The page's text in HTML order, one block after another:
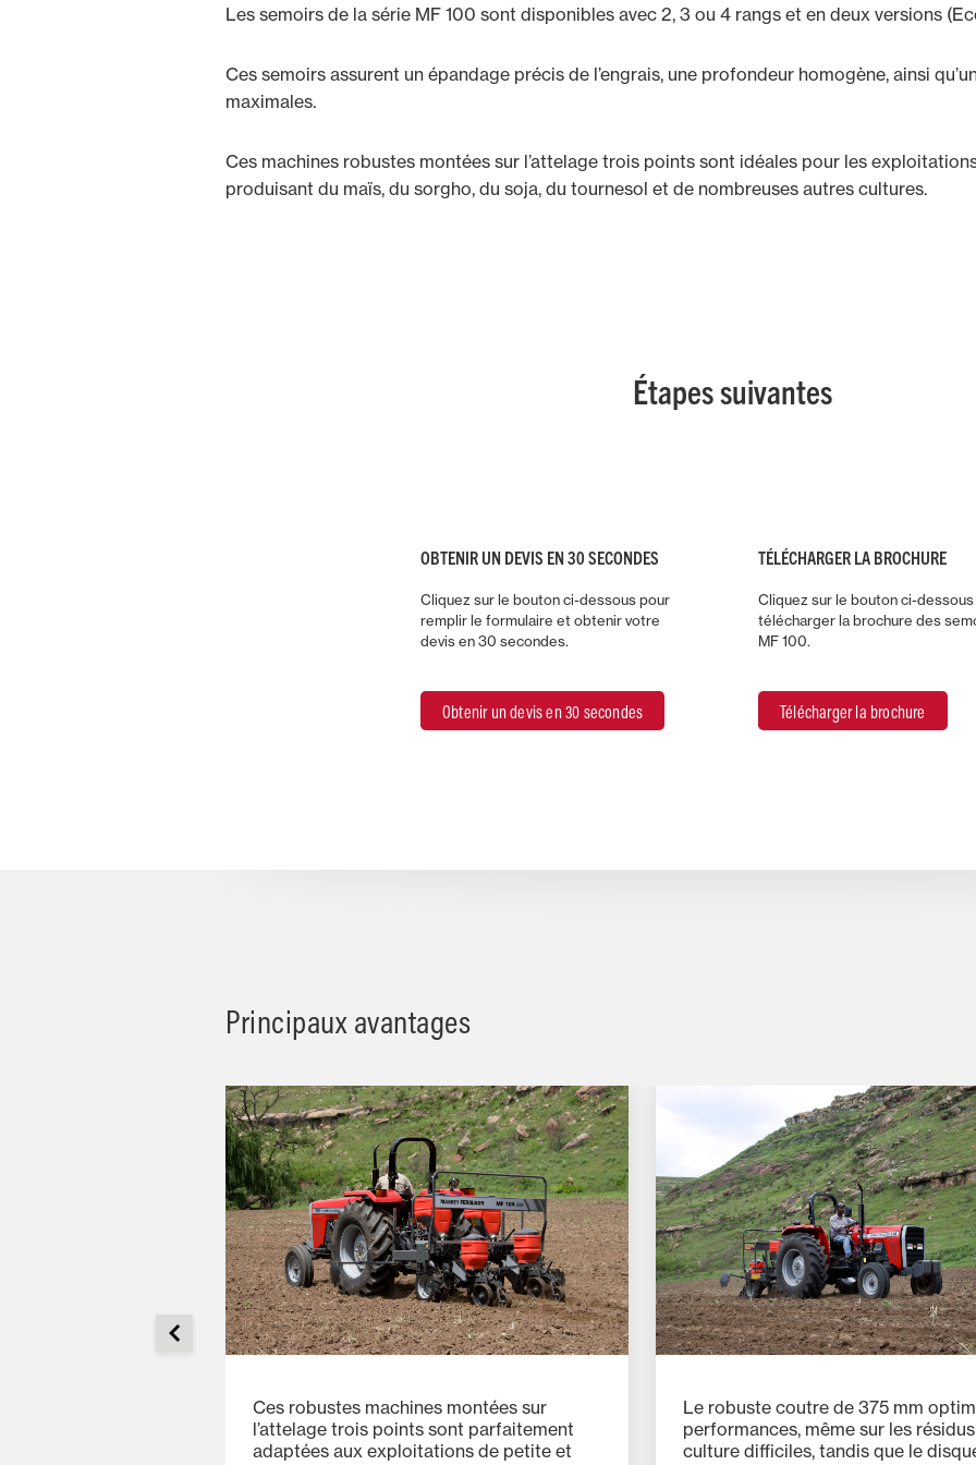
Les semoirs de la série MF 100 sont disponibles avec 2, 3 ou 4 rangs et en deux versions
Ces semoirs assurent un épandage précis de l’engrais, une profondeur homogène, ainsi
maximales.
Ces machines robustes montées sur l’attelage trois points sont idéales pour les
produisant du maïs, du sorgho, du soja, du tournesol et de nombreuses autres cultures.
Étapes suivantes
OBTENIR UN DEVIS EN 30 SECONDES
Cliquez sur le bouton ci-dessous pour
remplir le formulaire et obtenir votre
devis en 30 secondes.
Obtenir un devis en 30 secondes
TÉLÉCHARGER LA BROCHURE
Cliquez sur le bouton ci-
télécharger la brochure des
MF 100.
Télécharger la brochure
Principaux avantages
Ces robustes machines montées sur
l’attelage trois points sont parfaitement
adaptées aux exploitations de petite et
Le robuste coutre de 375 mm
performances, même sur les
culture difficiles, tandis que le